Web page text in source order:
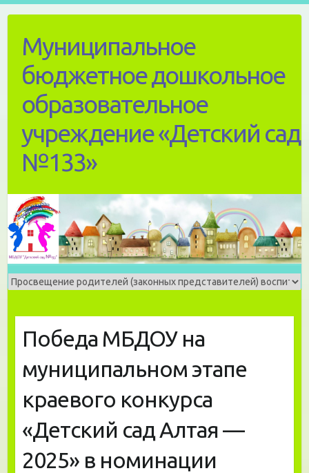
contentМуниципальное
бюджетное дошкольное
образовательное
учреждение «Детский сад
№133»
Победа МБДОУ на
муниципальном этапе
краевого конкурса
«Детский сад Алтая —
2025» в номинации